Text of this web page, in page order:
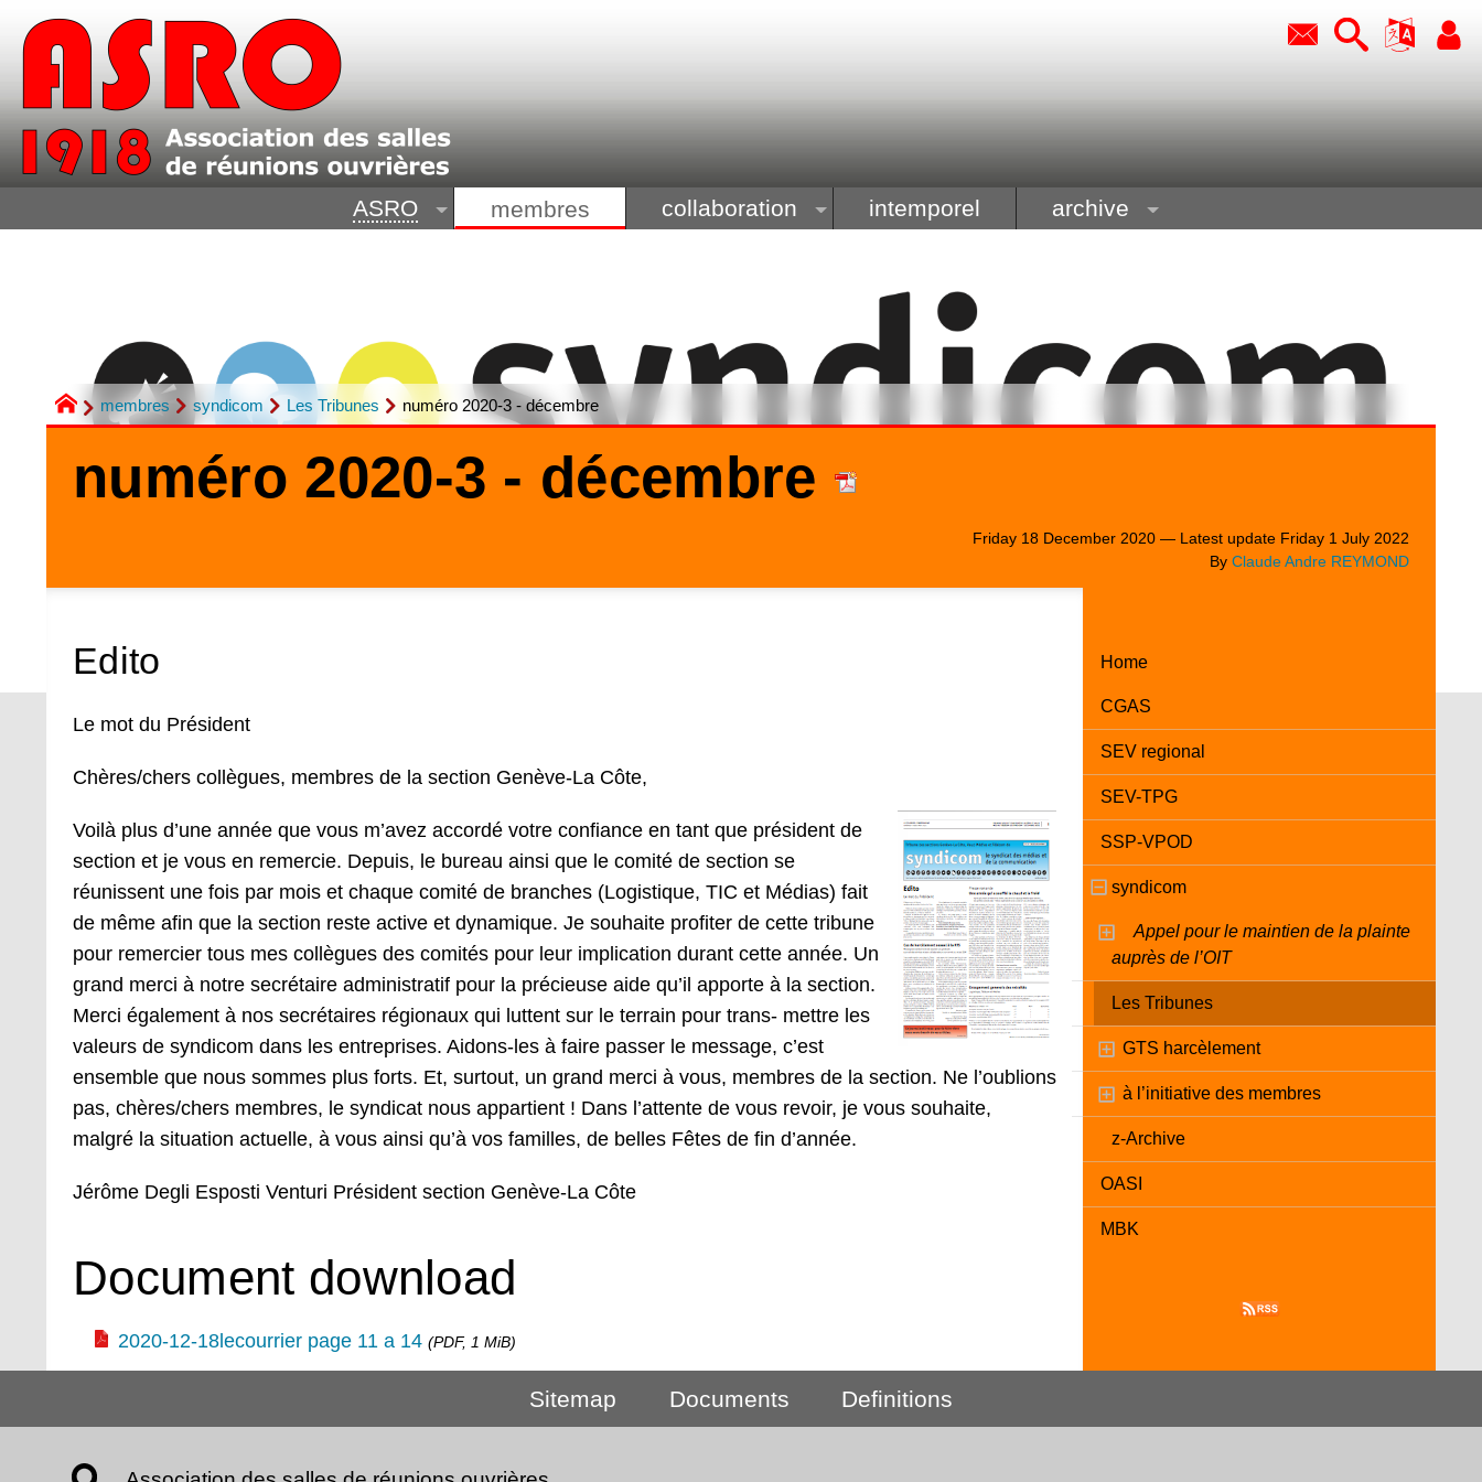
ASRO membres collaboration intemporel archive
membres syndicom Les Tribunes numéro 2020-3 - décembre
numéro 2020-3 - décembre
Friday 18 December 2020 — Latest update Friday 1 July 2022
By Claude Andre REYMOND
Edito
Le mot du Président
Chères/chers collègues, membres de la section Genève-La Côte,
Voilà plus d’une année que vous m’avez accordé votre confiance en tant que président de
section et je vous en remercie. Depuis, le bureau ainsi que le comité de section se
réunissent une fois par mois et chaque comité de branches (Logistique, TIC et Médias) fait
de même afin que la section reste active et dynamique. Je souhaite profiter de cette tribune
pour remercier tous mes collègues des comités pour leur implication durant cette année. Un
grand merci à notre secrétaire administratif pour la précieuse aide qu’il apporte à la section.
Merci également à nos secrétaires régionaux qui luttent sur le terrain pour trans- mettre les
valeurs de syndicom dans les entreprises. Aidons-les à faire passer le message, c’est
ensemble que nous sommes plus forts. Et, surtout, un grand merci à vous, membres de la section. Ne l’oublions
pas, chères/chers membres, le syndicat nous appartient ! Dans l’attente de vous revoir, je vous souhaite,
malgré la situation actuelle, à vous ainsi qu’à vos familles, de belles Fêtes de fin d’année.
Jérôme Degli Esposti Venturi Président section Genève-La Côte
Document download
2020-12-18lecourrier page 11 a 14 (PDF, 1 MiB)
Home
CGAS
SEV regional
SEV-TPG
SSP-VPOD
syndicom
Appel pour le maintien de la plainte
auprès de l’OIT
Les Tribunes
GTS harcèlement
à l’initiative des membres
z-Archive
OASI
MBK
Sitemap Documents Definitions